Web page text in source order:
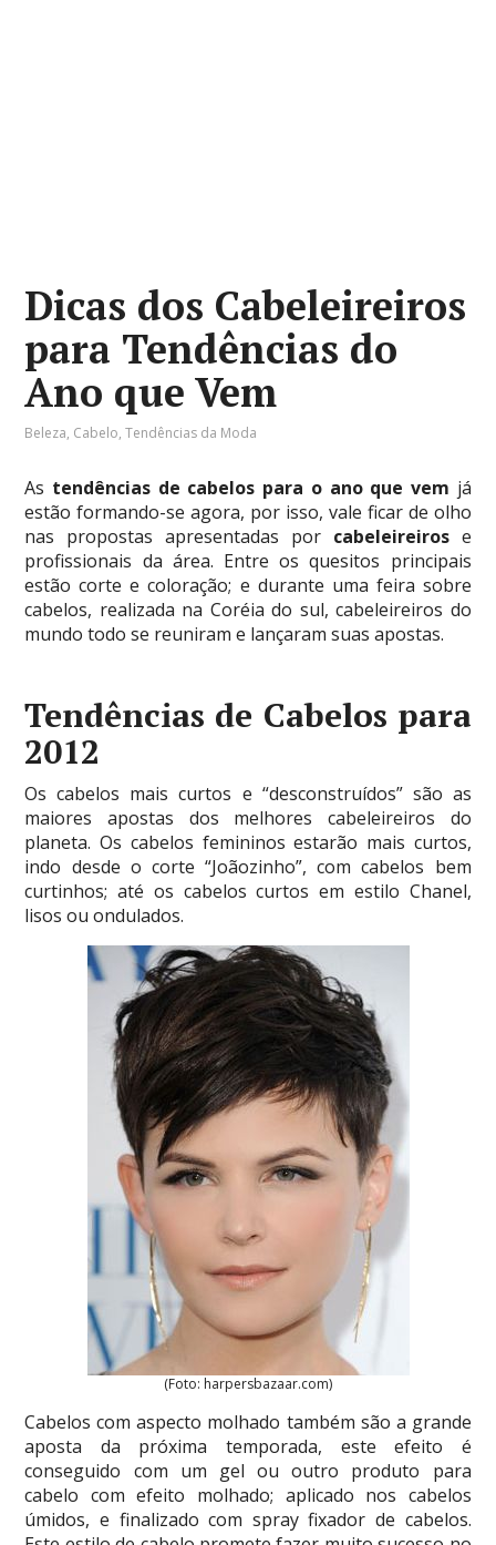
Dicas dos Cabeleireiros
para Tendências do
Ano que Vem
Beleza, Cabelo,Tendências da Moda
As tendências de cabelos para o ano que vem já
estão formando-se agora, por isso, vale ficar de olho
nas propostas apresentadas por cabeleireirose
profissionais da área. Entre os quesitos principais
estão corte e coloração; e durante uma feira sobre
cabelos, realizada na Coréia do sul, cabeleireiros do
mundo todo se reuniram e lançaram suas apostas.
Tendências de Cabelos para
2012
Os cabelos mais curtos e “desconstruídos” são as
maiores apostas dos melhores cabeleireiros do
planeta. Os cabelos femininos estarão mais curtos,
indo desde o corte “Joãozinho”, com cabelos bem
curtinhos; até os cabelos curtos em estilo Chanel,
lisos ou ondulados.
(Foto: harpersbazaar.com)
Cabelos com aspecto molhado também são a grande
aposta da próxima temporada, este efeito é
conseguido com um gel ou outro produto para
cabelo com efeito molhado; aplicado nos cabelos
úmidos, e finalizado com spray fixador de cabelos.